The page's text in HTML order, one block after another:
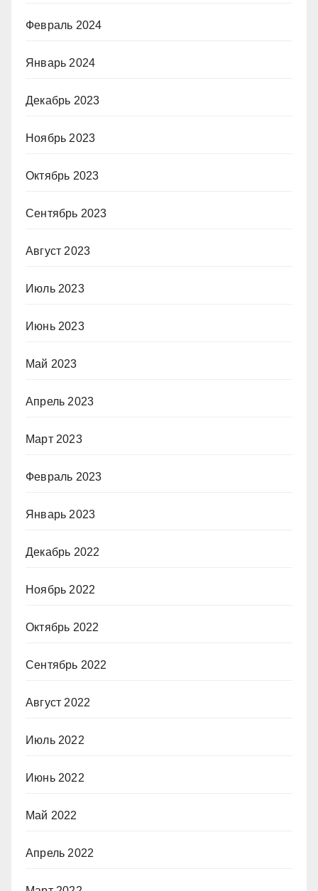
Февраль 2024
Январь 2024
Декабрь 2023
Ноябрь 2023
Октябрь 2023
Сентябрь 2023
Август 2023
Июль 2023
Июнь 2023
Май 2023
Апрель 2023
Март 2023
Февраль 2023
Январь 2023
Декабрь 2022
Ноябрь 2022
Октябрь 2022
Сентябрь 2022
Август 2022
Июль 2022
Июнь 2022
Май 2022
Апрель 2022